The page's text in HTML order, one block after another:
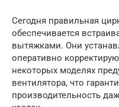
Сегодня правильная
обеспечивается
вытяжками. Они
оперативно
некоторых моделях
вентилятора, что
производительность